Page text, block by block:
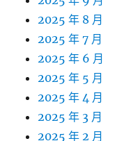
2025 年 8 月
2025 年 7 月
2025 年 6 月
2025 年 5 月
2025 年 4 月
2025 年 3 月
2025 年 2 月